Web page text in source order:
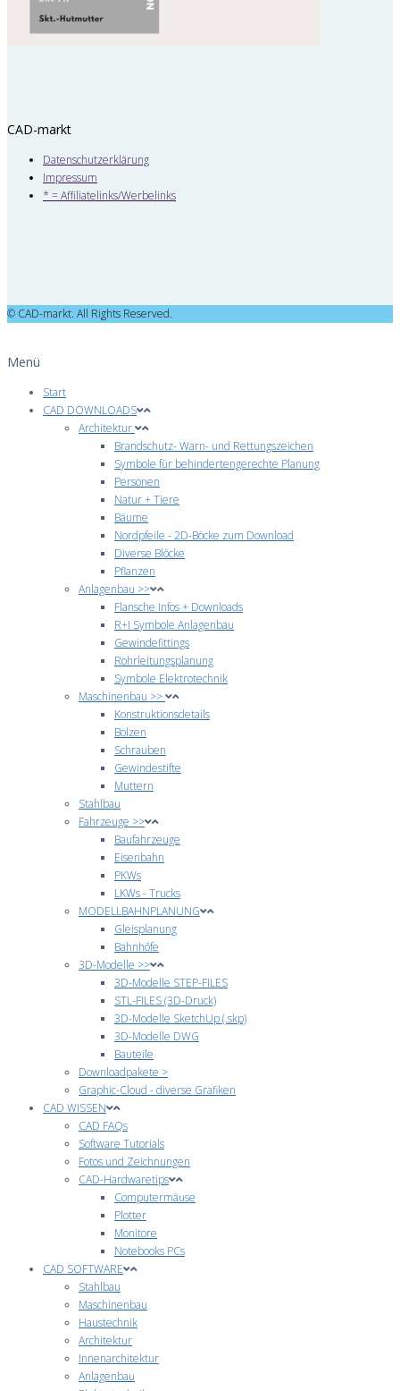
CAD-markt
Datenschutzerklärung
Impressum
* = Affiliatelinks/Werbelinks
© CAD-markt. All Rights Reserved.
Menü
Start
CAD DOWNLOADS
Architektur
Brandschutz- Warn- und Rettungszeichen
Symbole für behindertengerechte Planung
Personen
Natur + Tiere
Bäume
Nordpfeile - 2D-Böcke zum Download
Diverse Blöcke
Pflanzen
Anlagenbau >>
Flansche Infos + Downloads
R+I Symbole Anlagenbau
Gewindefittings
Rohrleitungsplanung
Symbole Elektrotechnik
Maschinenbau >>
Konstruktionsdetails
Bolzen
Schrauben
Gewindestifte
Muttern
Stahlbau
Fahrzeuge >>
Baufahrzeuge
Eisenbahn
PKWs
LKWs - Trucks
MODELLBAHNPLANUNG
Gleisplanung
Bahnhöfe
3D-Modelle >>
3D-Modelle STEP-FILES
STL-FILES (3D-Druck)
3D-Modelle SketchUp (.skp)
3D-Modelle DWG
Bauteile
Downloadpakete >
Graphic-Cloud - diverse Grafiken
CAD WISSEN
CAD FAQs
Software Tutorials
Fotos und Zeichnungen
CAD-Hardwaretips
Computermäuse
Plotter
Monitore
Notebooks PCs
CAD SOFTWARE
Stahlbau
Maschinenbau
Haustechnik
Architektur
Innenarchitektur
Anlagenbau